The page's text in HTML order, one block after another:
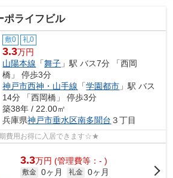
ポライフビル
敷0 礼0
3.3万円
山陽本線 「舞子 」駅 バス7分 「西岡
橋」 停歩3分
神戸市西神・山手線 「学園都市 」駅 バス
14分 「西岡橋」 停歩3分
築38年 / 22.00㎡
兵庫県神戸市垂水区南多聞台 ３丁目
費用お得に入居できます☆★
3.3万円 (管理費等：- )
敷金 0ヶ月 礼金 0ヶ月